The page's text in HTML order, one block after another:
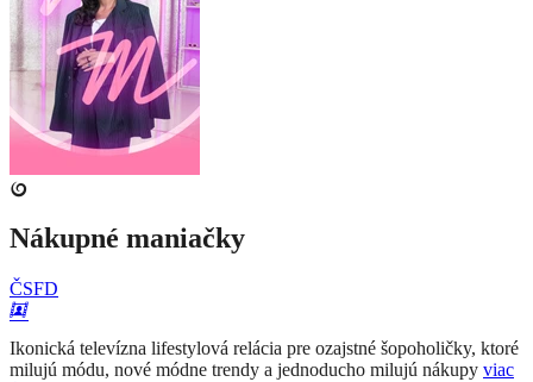
Nákupné maniačky
ČSFD
Ikonická televízna lifestylová relácia pre ozajstné šopoholičky, ktoré
milujú módu, nové módne trendy a jednoducho milujú nákupy viac